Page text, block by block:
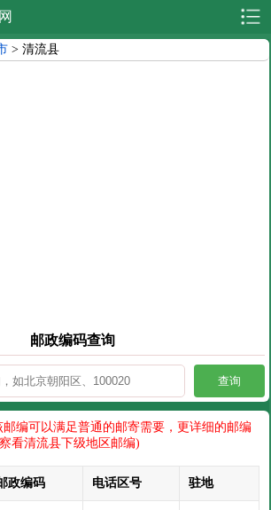
> 清流县
邮政编码查询
查询
邮编可以满足普通的邮寄需要，更详细的邮编
看清流县下级地区邮编)
政编码 电话区号 驻地